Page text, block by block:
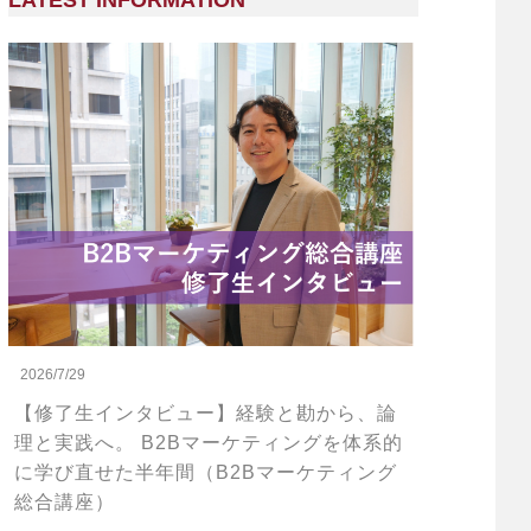
2026/7/29
【修了生インタビュー】経験と勘から、論
理と実践へ。 B2Bマーケティングを体系的
に学び直せた半年間（B2Bマーケティング
総合講座）